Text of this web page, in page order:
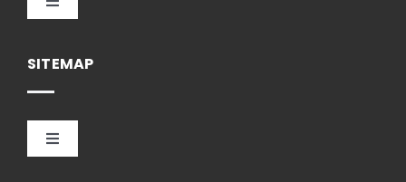
Toggle
SITEMAP
Toggle